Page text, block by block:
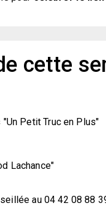
cette
Petit Truc en Plus"
Lachance"
au 04 42 08 88